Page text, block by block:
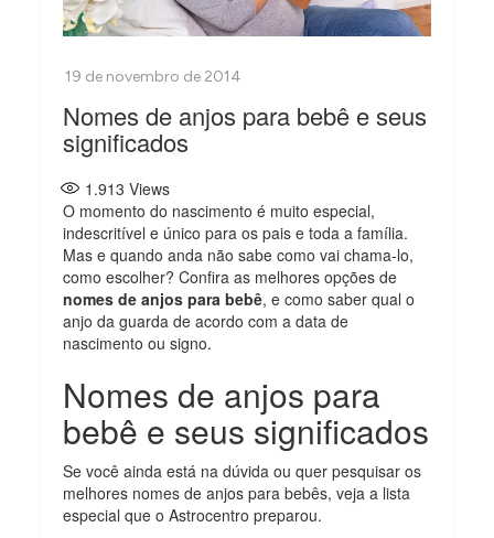
Nomes de anjos para bebê e seus
significados
1.913 Views
O momento do nascimento é muito especial,
indescritível e único para os pais e toda a família.
Mas e quando anda não sabe como vai chama-lo,
como escolher? Confira as melhores opções de
nomes de anjos para bebê, e como saber qual o
anjo da guarda de acordo com a data de
nascimento ou signo.
Nomes de anjos para
bebê e seus significados
Se você ainda está na dúvida ou quer pesquisar os
melhores nomes de anjos para bebês, veja a lista
especial que o Astrocentro preparou.